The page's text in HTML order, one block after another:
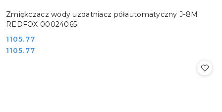
Zmiękczacz wody uzdatniacz półautomatyczny J-8M
REDFOX 00024065
Cena:
1105.77
Cena:
1105.77